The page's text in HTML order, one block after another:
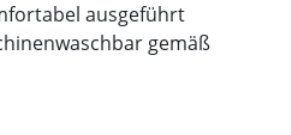
ausgeführt
gemäß